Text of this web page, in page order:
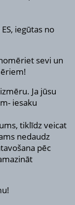
iegūtas no
sevi un
Ja jūsu
iesaku
tiklīdz veicat
nedaudz
pēc